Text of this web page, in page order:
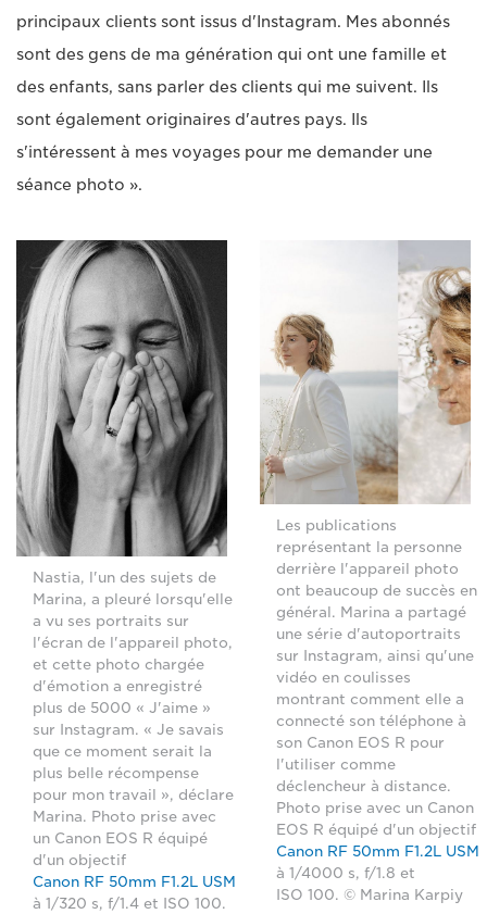
principaux clients sont issus d'Instagram. Mes abonnés
sont des gens de ma génération qui ont une famille et
des enfants, sans parler des clients qui me suivent. Ils
sont également originaires d'autres pays. Ils
s'intéressent à mes voyages pour me demander une
séance photo ».
Nastia, l'un des sujets de
Marina, a pleuré lorsqu'elle
a vu ses portraits sur
l'écran de l'appareil photo,
et cette photo chargée
d'émotion a enregistré
plus de 5000 « J'aime »
sur Instagram. « Je savais
que ce moment serait la
plus belle récompense
pour mon travail », déclare
Marina. Photo prise avec
un Canon EOS R équipé
d'un objectif
Canon RF 50mm F1.2L USM
à 1/320 s, f/1.4 et ISO 100.
Les publications
représentant la personne
derrière l'appareil photo
ont beaucoup de succès en
général. Marina a partagé
une série d'autoportraits
sur Instagram, ainsi qu'une
vidéo en coulisses
montrant comment elle a
connecté son téléphone à
son Canon EOS R pour
l'utiliser comme
déclencheur à distance.
Photo prise avec un Canon
EOS R équipé d'un objectif
Canon RF 50mm F1.2L USM
à 1/4000 s, f/1.8 et
ISO 100. © Marina Karpiy